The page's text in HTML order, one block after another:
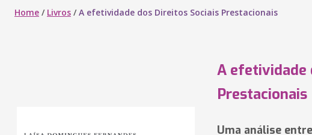
Home / Livros /A efetividade dos Direitos Sociais Prestacionais
A efetividade
Prestacionais
Uma análise